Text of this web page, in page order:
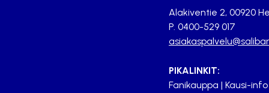
Alakiventie 2, 00920
P. 0400-529 017
PIKALINKIT:
Fanikauppa | Kausi-info